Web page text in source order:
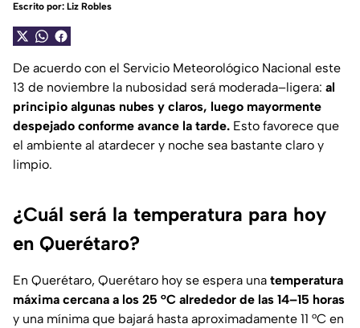
Escrito por: Liz Robles
De acuerdo con el Servicio Meteorológico Nacional este
13 de noviembre la nubosidad será moderada–ligera: al
principio algunas nubes y claros, luego mayormente
despejado conforme avance la tarde. Esto favorece que
el ambiente al atardecer y noche sea bastante claro y
limpio.
¿Cuál será la temperatura para hoy
en Querétaro?
En Querétaro, Querétaro hoy se espera una temperatura
máxima cercana a los 25 °C alrededor de las 14–15 horas
y una mínima que bajará hasta aproximadamente 11 °C en